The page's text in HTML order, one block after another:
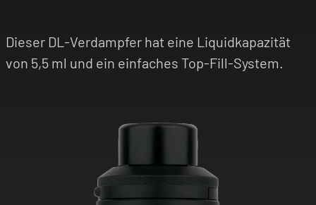
Dieser DL-Verdampfer hat eine Liquidkapazität
von 5,5 ml und ein einfaches Top-Fill-System.